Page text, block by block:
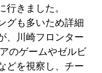
行きました。
、川崎フロンター
のゲームやゼルビ
どを視察し、チー